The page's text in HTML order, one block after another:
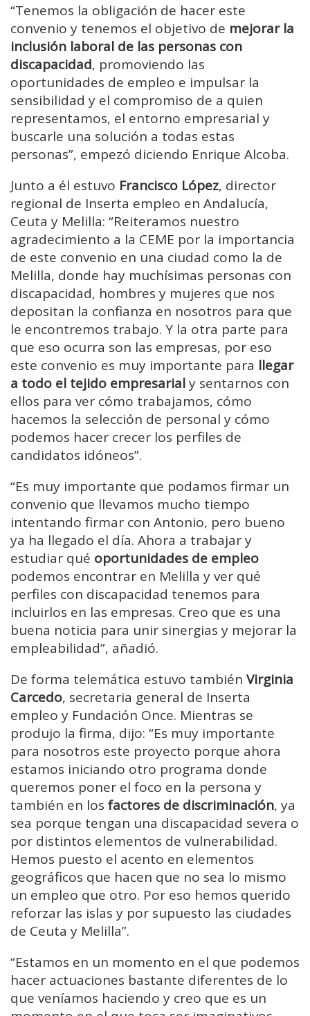
“Tenemos la obligación de hacer este
convenio y tenemos el objetivo de mejorar la
inclusión laboral de las personas con
discapacidad, promoviendo las
oportunidades de empleo e impulsar la
sensibilidad y el compromiso de a quien
representamos, el entorno empresarial y
buscarle una solución a todas estas
personas”, empezó diciendo Enrique Alcoba.
Junto a él estuvo Francisco López, director
regional de Inserta empleo en Andalucía,
Ceuta y Melilla: “Reiteramos nuestro
agradecimiento a la CEME por la importancia
de este convenio en una ciudad como la de
Melilla, donde hay muchísimas personas con
discapacidad, hombres y mujeres que nos
depositan la confianza en nosotros para que
le encontremos trabajo. Y la otra parte para
que eso ocurra son las empresas, por eso
este convenio es muy importante para llegar
a todo el tejido empresarialy sentarnos con
ellos para ver cómo trabajamos, cómo
hacemos la selección de personal y cómo
podemos hacer crecer los perfiles de
candidatos idóneos”.
“Es muy importante que podamos firmar un
convenio que llevamos mucho tiempo
intentando firmar con Antonio, pero bueno
ya ha llegado el día. Ahora a trabajar y
estudiar qué oportunidades de empleo
podemos encontrar en Melilla y ver qué
perfiles con discapacidad tenemos para
incluirlos en las empresas. Creo que es una
buena noticia para unir sinergias y mejorar la
empleabilidad”, añadió.
De forma telemática estuvo también Virginia
Carcedo, secretaria general de Inserta
empleo y Fundación Once. Mientras se
produjo la firma, dijo: “Es muy importante
para nosotros este proyecto porque ahora
estamos iniciando otro programa donde
queremos poner el foco en la persona y
también en los factores de discriminación, ya
sea porque tengan una discapacidad severa o
por distintos elementos de vulnerabilidad.
Hemos puesto el acento en elementos
geográficos que hacen que no sea lo mismo
un empleo que otro. Por eso hemos querido
reforzar las islas y por supuesto las ciudades
de Ceuta y Melilla”.
“Estamos en un momento en el que podemos
hacer actuaciones bastante diferentes de lo
que veníamos haciendo y creo que es un